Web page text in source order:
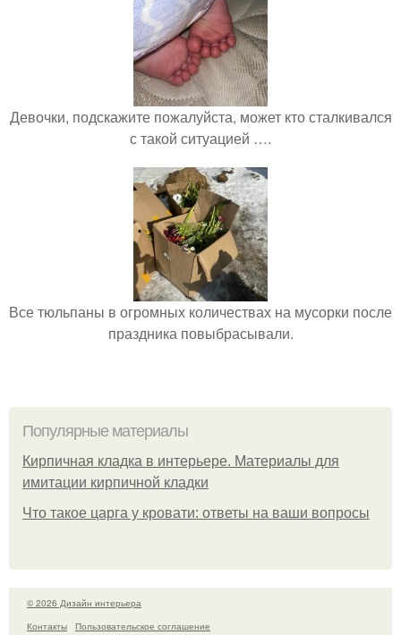
Девочки, подскажите пожалуйста, может кто сталкивался
с такой ситуацией ….
Все тюльпаны в огромных количествах на мусорки после
праздника повыбрасывали.
Популярные материалы
Кирпичная кладка в интерьере. Материалы для
имитации кирпичной кладки
Что такое царга у кровати: ответы на ваши вопросы
© 2026 Дизайн интерьера
Контакты
Пользовательское соглашение